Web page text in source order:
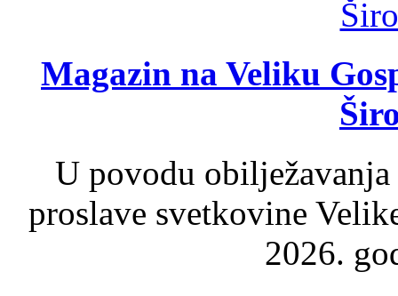
Magazin na Veliku
U povodu
proslave svetkovine
2026.